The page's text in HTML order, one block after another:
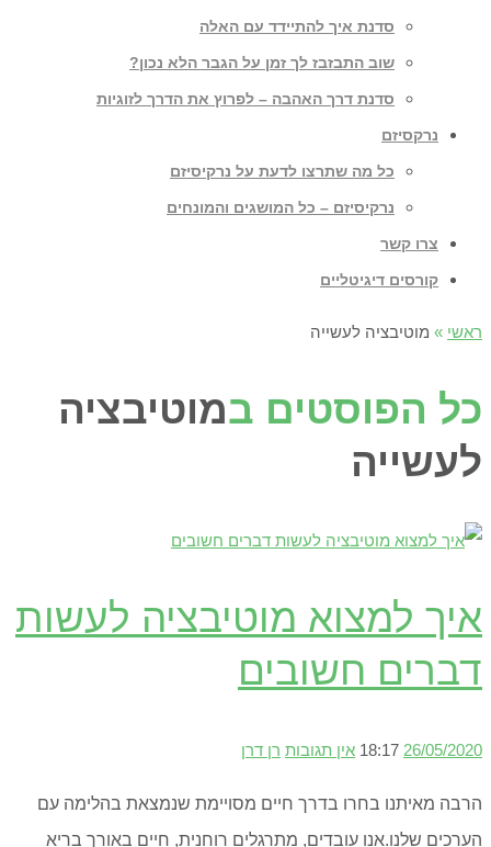
סדנת איך להתיידד עם האלה
שוב התבזבז לך זמן על הגבר הלא נכון?
סדנת דרך האהבה – לפרוץ את הדרך לזוגיות
נרקסיזם
כל מה שתרצו לדעת על נרקיסיזם
נרקיסיזם – כל המושגים והמונחים
צרו קשר
קורסים דיגיטליים
ראשי » מוטיבציה לעשייה
כל הפוסטים במוטיבציה
לעשייה
איך למצוא מוטיבציה לעשות
דברים חשובים
26/05/2020
18:17 אין תגובות רן דרן
הרבה מאיתנו בחרו בדרך חיים מסויימת שנמצאת בהלימה עם
הערכים שלנו.אנו עובדים, מתרגלים רוחנית, חיים באורך בריא